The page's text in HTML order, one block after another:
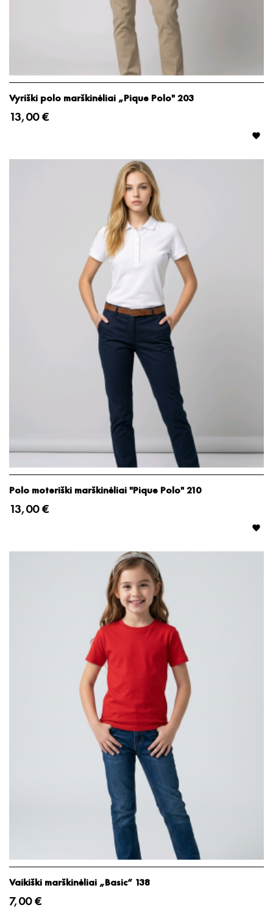
Vyriški polo marškinėliai „Pique Polo" 203
13,00 €

Polo moteriški marškinėliai "Pique Polo" 210
13,00 €

Vaikiški marškinėliai „Basic“ 138
7,00 €